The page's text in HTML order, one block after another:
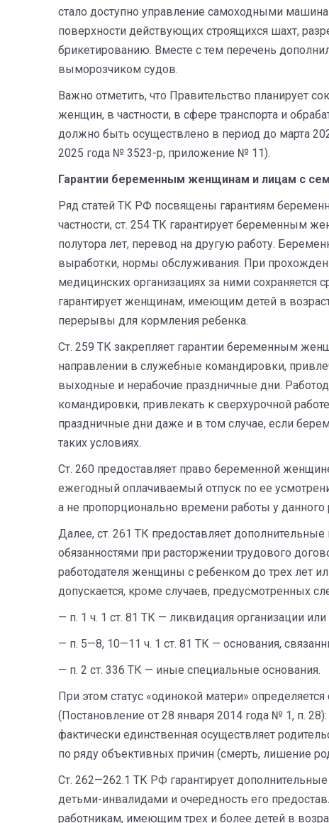
стало доступно управление самоходными
поверхности действующих строящихся шахт,
брикетированию. Вместе с тем перечень
выморозчиком судов.
Важно отметить, что Правительство планирует
женщин, в частности, в сфере транспорта и
должно быть осуществлено в период до марта
2025 года № 3523-р, приложение № 11).
Гарантии беременным женщинам и лицам с
Ряд статей ТК РФ посвящены гарантиям
частности, ст. 254 ТК гарантирует беременным
полутора лет, перевод на другую работу.
выработки, нормы обслуживания. При
медицинских организациях за ними сохраняется
гарантирует женщинам, имеющим детей в
перерывы для кормления ребенка.
Ст. 259 ТК закрепляет гарантии беременным
направлении в служебные командировки,
выходные и нерабочие праздничные дни.
командировки, привлекать к сверхурочной
праздничные дни даже и в том случае, если
таких условиях.
Ст. 260 предоставляет право беременной
ежегодный оплачиваемый отпуск по ее
а не пропорционально времени работы у данного
Далее, ст. 261 ТК предоставляет
обязанностями при расторжении трудового
работодателя женщины с ребенком до трех лет
допускается, кроме случаев, предусмотренных
— п. 1 ч. 1 ст. 81 ТК — ликвидация организации
— п. 5—8, 10—11 ч. 1 ст. 81 ТК — основания,
— п. 2 ст. 336 ТК — иные специальные основания.
При этом статус «одинокой матери»
(Постановление от 28 января 2014 года № 1, п.
фактически единственная осуществляет
по ряду объективных причин (смерть, лишение
Ст. 262—262.1 ТК РФ гарантирует
детьми-инвалидами и очередность его
работникам, имеющим трех и более детей в